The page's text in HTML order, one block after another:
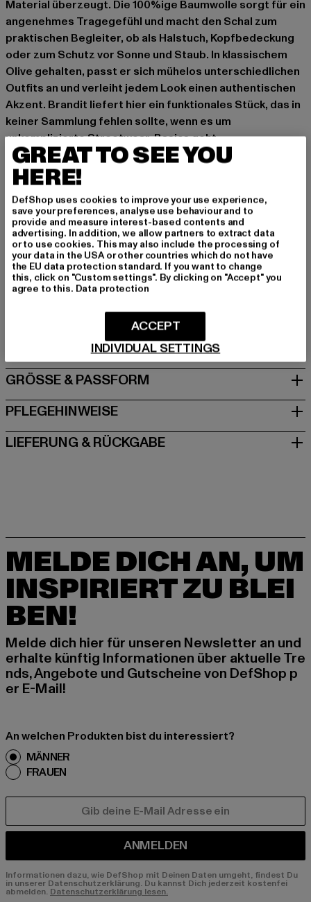
Material überzeugt. Die 100%ige Baumwolle sorgt für ein
angenehmes Tragegefühl und macht den Schal zum
praktischen Begleiter, ob als Halstuch, Kopfbedeckung
oder zum Schutz vor Sonne und Staub. In klassischem
Olive gehalten, passt er sich mühelos unterschiedlichen
Outfits an und verleiht jedem Look einen authentischen
Akzent. Brandit liefert hier ein funktionales Stück, das in
keiner Sammlung fehlen sollte, wenn es um
unkomplizierte Streetwear-Basics geht.
Maße: 110cm x 110cm
Anlass: Alltag, Bequem
Marke: Brandit
Kat.: Accessoires
Farbe: olive
Hersteller Farbe: olive/black
Materialzusammensetzung: 100% Baumwolle
Art.Nr: BD7009-00868
Hersteller: Brandit Textil GmbH |info@brandit-wear.com
Spichernstraße 6a | 50672 Köln | DE
GRÖSSE & PASSFORM
PFLEGEHINWEISE
LIEFERUNG & RÜCKGABE
MELDE DICH AN, UM
INSPIRIERT ZU BLEI
BEN!
Melde dich hier für unseren Newsletter an und
erhalte künftig Informationen über aktuelle Tre
nds, Angebote und Gutscheine von DefShop p
er E-Mail!
An welchen Produkten bist du interessiert?
MÄNNER
FRAUEN
ANMELDEN
Informationen dazu, wie DefShop mit Deinen Daten umgeht, findest Du
in unserer Datenschutzerklärung. Du kannst Dich jederzeit kostenfei
abmelden. Datenschutzerklärung lesen.
GREAT TO SEE YOU
HERE!
DefShop uses cookies to improve your use experience,
save your preferences, analyse use behaviour and to
provide and measure interest-based contents and
advertising. In addition, we allow partners to extract data
or to use cookies. This may also include the processing of
your data in the USA or other countries which do not have
the EU data protection standard. If you want to change
this, click on "Custom settings". By clicking on "Accept" you
agree to this. Data protection
INDIVIDUAL SETTINGS
ACCEPT